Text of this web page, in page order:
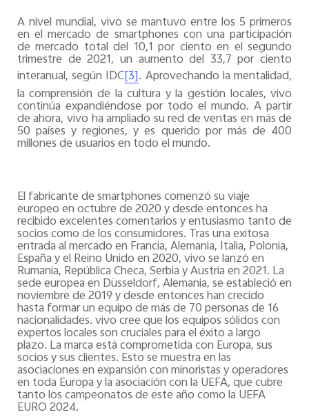
A nivel mundial, vivo se mantuvo entre los 5 primeros
en el mercado de smartphones con una participación
de mercado total del 10,1 por ciento en el segundo
trimestre de 2021, un aumento del 33,7 por ciento
interanual, según IDC[3]. Aprovechando la mentalidad,
la comprensión de la cultura y la gestión locales, vivo
continúa expandiéndose por todo el mundo. A partir
de ahora, vivo ha ampliado su red de ventas en más de
50 países y regiones, y es querido por más de 400
millones de usuarios en todo el mundo.
El fabricante de smartphones comenzó su viaje
europeo en octubre de 2020 y desde entonces ha
recibido excelentes comentarios y entusiasmo tanto de
socios como de los consumidores. Tras una exitosa
entrada al mercado en Francia, Alemania, Italia, Polonia,
España y el Reino Unido en 2020, vivo se lanzó en
Rumania, República Checa, Serbia y Austria en 2021. La
sede europea en Düsseldorf, Alemania, se estableció en
noviembre de 2019 y desde entonces han crecido
hasta formar un equipo de más de 70 personas de 16
nacionalidades. vivo cree que los equipos sólidos con
expertos locales son cruciales para el éxito a largo
plazo. La marca está comprometida con Europa, sus
socios y sus clientes. Esto se muestra en las
asociaciones en expansión con minoristas y operadores
en toda Europa y la asociación con la UEFA, que cubre
tanto los campeonatos de este año como la UEFA
EURO 2024.